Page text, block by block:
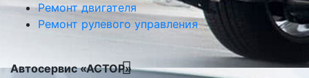
Ремонт двигателя
Ремонт рулевого управления
Автосервис «АСТОР»